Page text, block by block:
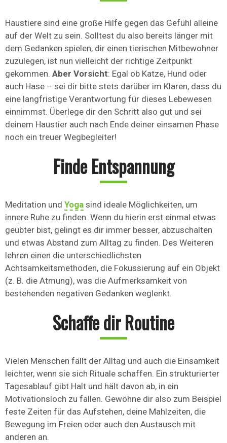
Haustiere sind eine große Hilfe gegen das Gefühl alleine
auf der Welt zu sein. Solltest du also bereits länger mit
dem Gedanken spielen, dir einen tierischen Mitbewohner
zuzulegen, ist nun vielleicht der richtige Zeitpunkt
gekommen. Aber Vorsicht: Egal ob Katze, Hund oder
auch Hase – sei dir bitte stets darüber im Klaren, dass du
eine langfristige Verantwortung für dieses Lebewesen
einnimmst. Überlege dir den Schritt also gut und sei
deinem Haustier auch nach Ende deiner einsamen Phase
noch ein treuer Wegbegleiter!
Finde Entspannung
Meditation und Yoga sind ideale Möglichkeiten, um
innere Ruhe zu finden. Wenn du hierin erst einmal etwas
geübter bist, gelingt es dir immer besser, abzuschalten
und etwas Abstand zum Alltag zu finden. Des Weiteren
lehren einen die unterschiedlichsten
Achtsamkeitsmethoden, die Fokussierung auf ein Objekt
(z. B. die Atmung), was die Aufmerksamkeit von
bestehenden negativen Gedanken weglenkt.
Schaffe dir Routine
Vielen Menschen fällt der Alltag und auch die Einsamkeit
leichter, wenn sie sich Rituale schaffen. Ein strukturierter
Tagesablauf gibt Halt und hält davon ab, in ein
Motivationsloch zu fallen. Gewöhne dir also zum Beispiel
feste Zeiten für das Aufstehen, deine Mahlzeiten, die
Bewegung im Freien oder auch den Austausch mit
anderen an.